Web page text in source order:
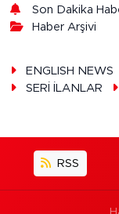
Son Dakika
Haber Arşivi
ENGLISH NEWS
SERİ İLANLAR
RSS